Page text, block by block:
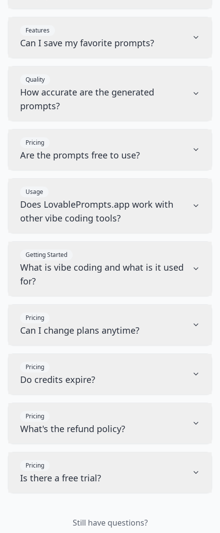
Features
Can I save my favorite prompts?
Quality
How accurate are the generated
prompts?
Pricing
Are the prompts free to use?
Usage
Does LovablePrompts.app work with
other vibe coding tools?
Getting Started
What is vibe coding and what is it used
for?
Pricing
Can I change plans anytime?
Pricing
Do credits expire?
Pricing
What's the refund policy?
Pricing
Is there a free trial?
Still have questions?